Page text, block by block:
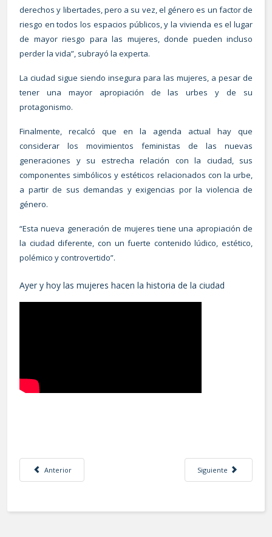
derechos y libertades, pero a su vez, el género es un factor de
riesgo en todos los espacios públicos, y la vivienda es el lugar
de mayor riesgo para las mujeres, donde pueden incluso
perder la vida”, subrayó la experta.
La ciudad sigue siendo insegura para las mujeres, a pesar de
tener una mayor apropiación de las urbes y de su
protagonismo.
Finalmente, recalcó que en la agenda actual hay que
considerar los movimientos feministas de las nuevas
generaciones y su estrecha relación con la ciudad, sus
componentes simbólicos y estéticos relacionados con la urbe,
a partir de sus demandas y exigencias por la violencia de
género.
“Esta nueva generación de mujeres tiene una apropiación de
la ciudad diferente, con un fuerte contenido lúdico, estético,
polémico y controvertido”.
Ayer y hoy las mujeres hacen la historia de la ciudad
Artículo anterior: Mujeres habitando una ciudad portuaria: la huelga de
Anterior Artículo siguiente: La
Siguiente